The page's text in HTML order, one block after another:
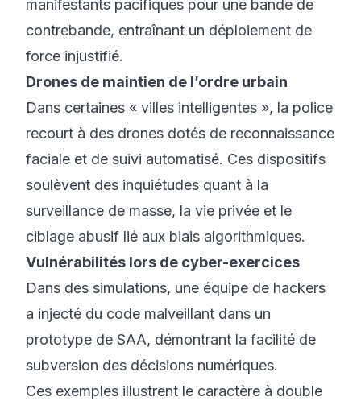
manifestants pacifiques pour une bande de
contrebande, entraînant un déploiement de
force injustifié.
Drones de maintien de l’ordre urbain
Dans certaines « villes intelligentes », la police
recourt à des drones dotés de reconnaissance
faciale et de suivi automatisé. Ces dispositifs
soulèvent des inquiétudes quant à la
surveillance de masse, la vie privée et le
ciblage abusif lié aux biais algorithmiques.
Vulnérabilités lors de cyber-exercices
Dans des simulations, une équipe de hackers
a injecté du code malveillant dans un
prototype de SAA, démontrant la facilité de
subversion des décisions numériques.
Ces exemples illustrent le caractère à double